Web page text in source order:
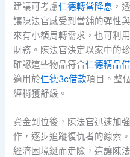
建議可考慮仁德轉當降息 ，
讓陳法官感受到當舖的彈性
來有小額周轉需求，也可利
財務。陳法官決定以家中的
確認這些物品符合仁德精品
適用於仁德3c借款項目。整
經稍獲舒緩。
資金到位後，陳法官迅速加
作，逐步追蹤復仇者的線索
經濟困境鋌而走險，這讓陳